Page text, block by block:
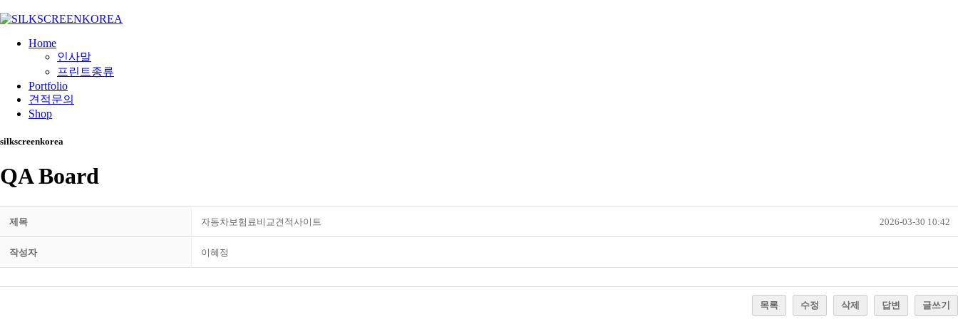
Home
인사말
프린트종류
Portfolio
견적문의
Shop
silkscreenkorea
QA Board
제목 자동차보험료비교견적사이트 2026-03-30 10:42
작성자 이혜정
목록 수정 삭제 답변 글쓰기